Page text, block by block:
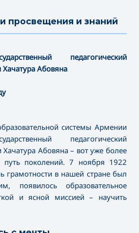
просвещения и знаний
педагогический
Хачатура Абовяна
системы Армении
педагогический
Хачатура Абовяна – вот уже более
путь поколений. 7 ноября 1922
грамотности в нашей стране был
появилось образовательное
и ясной миссией – научить